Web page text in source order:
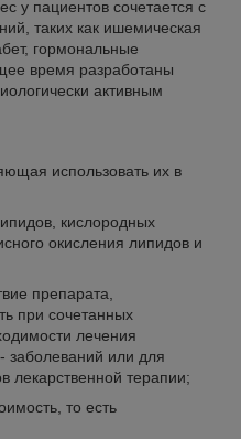
у пациентов сочетается с
таких как ишемическая
гормональные
время разработаны
активным
использовать их в
кислородных
окисления липидов и
препарата,
при сочетанных
лечения
заболеваний или для
лекарственной терапии;
то есть